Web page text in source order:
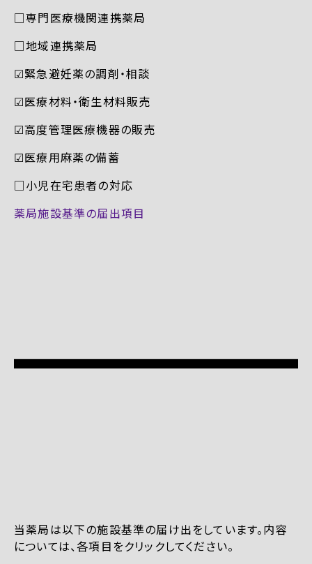
□専門医療機関連携薬局
□地域連携薬局
☑︎緊急避妊薬の調剤・相談
☑︎医療材料・衛生材料販売
☑︎高度管理医療機器の販売
☑︎医療用麻薬の備蓄
□小児在宅患者の対応
薬局施設基準の届出項目
当薬局は以下の施設基準の届け出をしています。内容
については、各項目をクリックしてください。